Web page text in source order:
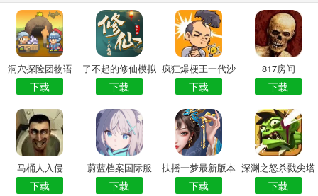
洞穴探险团物语
下载
了不起的修仙模拟
器
下载
疯狂爆梗王一代沙
雕的日常
下载
817房间
下载
马桶人入侵
下载
蔚蓝档案国际服
下载
扶摇一梦最新版本
下载
深渊之怒杀戮尖塔
下载